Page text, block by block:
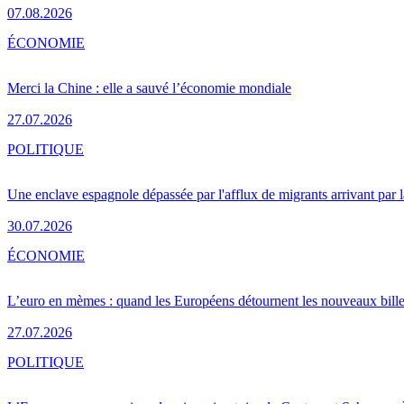
07.08.2026
Merci la Chine : elle a sauvé l’économie mondiale
27.07.2026
ÉCONOMIE
Une enclave espagnole dépassée par l'afflux de migrants arrivant par
30.07.2026
POLITIQUE
L’euro en mèmes : quand les Européens détournent les nouveaux
27.07.2026
ÉCONOMIE
POLITIQUE